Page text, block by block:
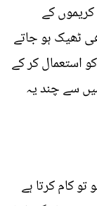
کے
ٹھیک ہو جاتے
استعمال کر کے
سے چند یہ
کام کرتا ہے